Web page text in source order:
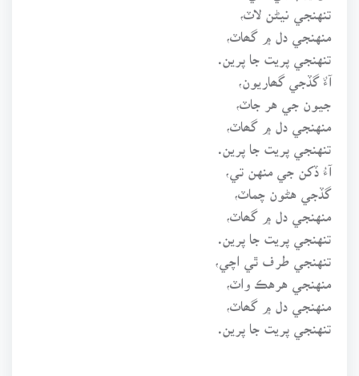
تنهنجي نيڻن لاٽ،
منهنجي دل ۾ گھاٽ،
تنهنجي پريت جا پرين.
آءٌ گڏجي گھاريون،
جيون جي هر جاٽ،
منهنجي دل ۾ گھاٽ،
تنهنجي پريت جا پرين.
آءُ ڏکن جي منهن تي،
گڏجي هڻون چماٽ،
منهنجي دل ۾ گھاٽ،
تنهنجي پريت جا پرين.
تنهنجي طرف ٿي اچي،
منهنجي هرهڪ واٽ،
منهنجي دل ۾ گھاٽ،
تنهنجي پريت جا پرين.